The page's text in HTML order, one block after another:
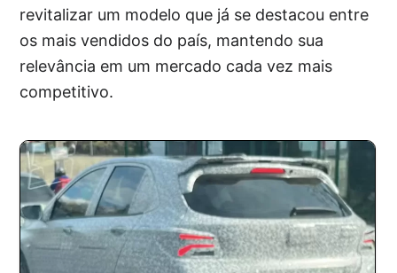
revitalizar um modelo que já se destacou entre
os mais vendidos do país, mantendo sua
relevância em um mercado cada vez mais
competitivo.